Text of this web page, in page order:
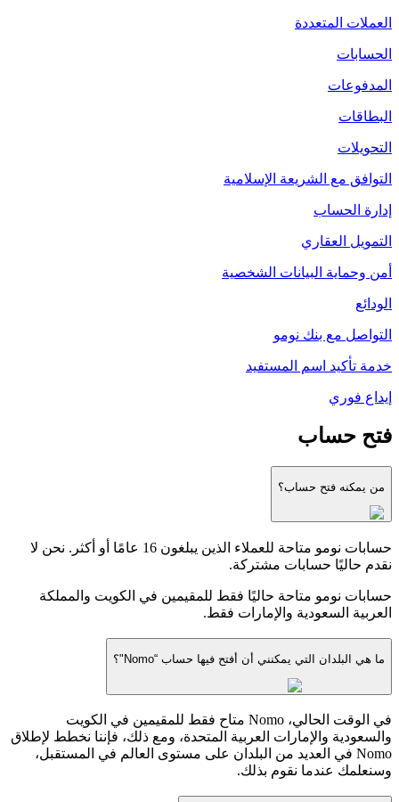
العملات المتعددة
الحسابات
المدفوعات
البطاقات
التحويلات
التوافق مع الشريعة الإسلامية
إدارة الحساب
التمويل العقاري
أمن وحماية البيانات الشخصية
الودائع
التواصل مع بنك نومو
خدمة تأكيد اسم المستفيد
إيداع فوري
فتح حساب
من يمكنه فتح حساب؟
حسابات نومو متاحة للعملاء الذين يبلغون 16 عامًا أو أكثر. نحن لا
نقدم حاليًا حسابات مشتركة.
حسابات نومو متاحة حاليًا فقط للمقيمين في الكويت والمملكة
العربية السعودية والإمارات فقط.
ما هي البلدان التي يمكنني أن أفتح فيها حساب “Nomo"؟
في الوقت الحالي، Nomo متاح فقط للمقيمين في الكويت
والسعودية والإمارات العربية المتحدة، ومع ذلك، فإننا نخطط لإطلاق
Nomo في العديد من البلدان على مستوى العالم في المستقبل،
وسنعلمك عندما نقوم بذلك.